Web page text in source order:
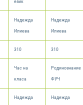
език
Надежда
Илиева
Надежда
Илиева
310 310
Час на
класа
Родинознание
ФУЧ
Надежда
Надежда